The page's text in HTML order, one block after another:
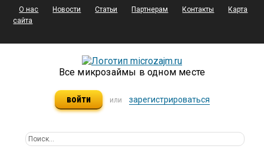
О нас Новости Статьи Партнерам Контакты
Карта
сайта
Все микрозаймы в одном месте
войти или зарегистрироваться